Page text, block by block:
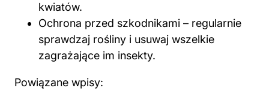
kwiatów.
Ochrona przed szkodnikami – regularnie
sprawdzaj rośliny i usuwaj wszelkie
zagrażające im insekty.
Powiązane wpisy: